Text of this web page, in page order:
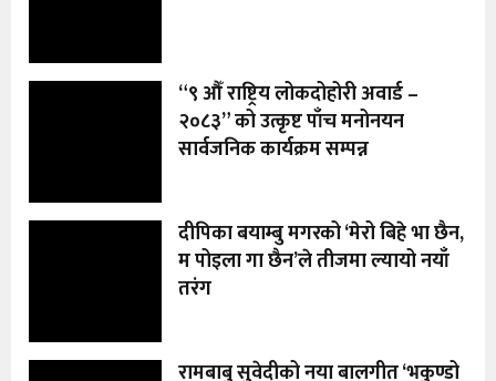
“९ औँ राष्ट्रिय लोकदोहोरी अवार्ड –
२०८३” को उत्कृष्ट पाँच मनोनयन
सार्वजनिक कार्यक्रम सम्पन्न
दीपिका बयाम्बु मगरको ‘मेरो बिहे भा छैन,
म पोइला गा छैन’ले तीजमा ल्यायो नयाँ
तरंग
रामबाबु सुवेदीको नया बालगीत ‘भकुण्डो